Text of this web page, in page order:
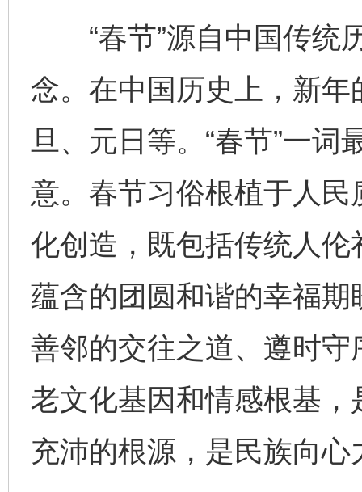
“春节”源自中国传统
念。在中国历史上，新
旦、元日等。“春节”一词
意。春节习俗根植于人
化创造，既包括传统人
蕴含的团圆和谐的幸福
善邻的交往之道、遵时
老文化基因和情感根基
充沛的根源，是民族向